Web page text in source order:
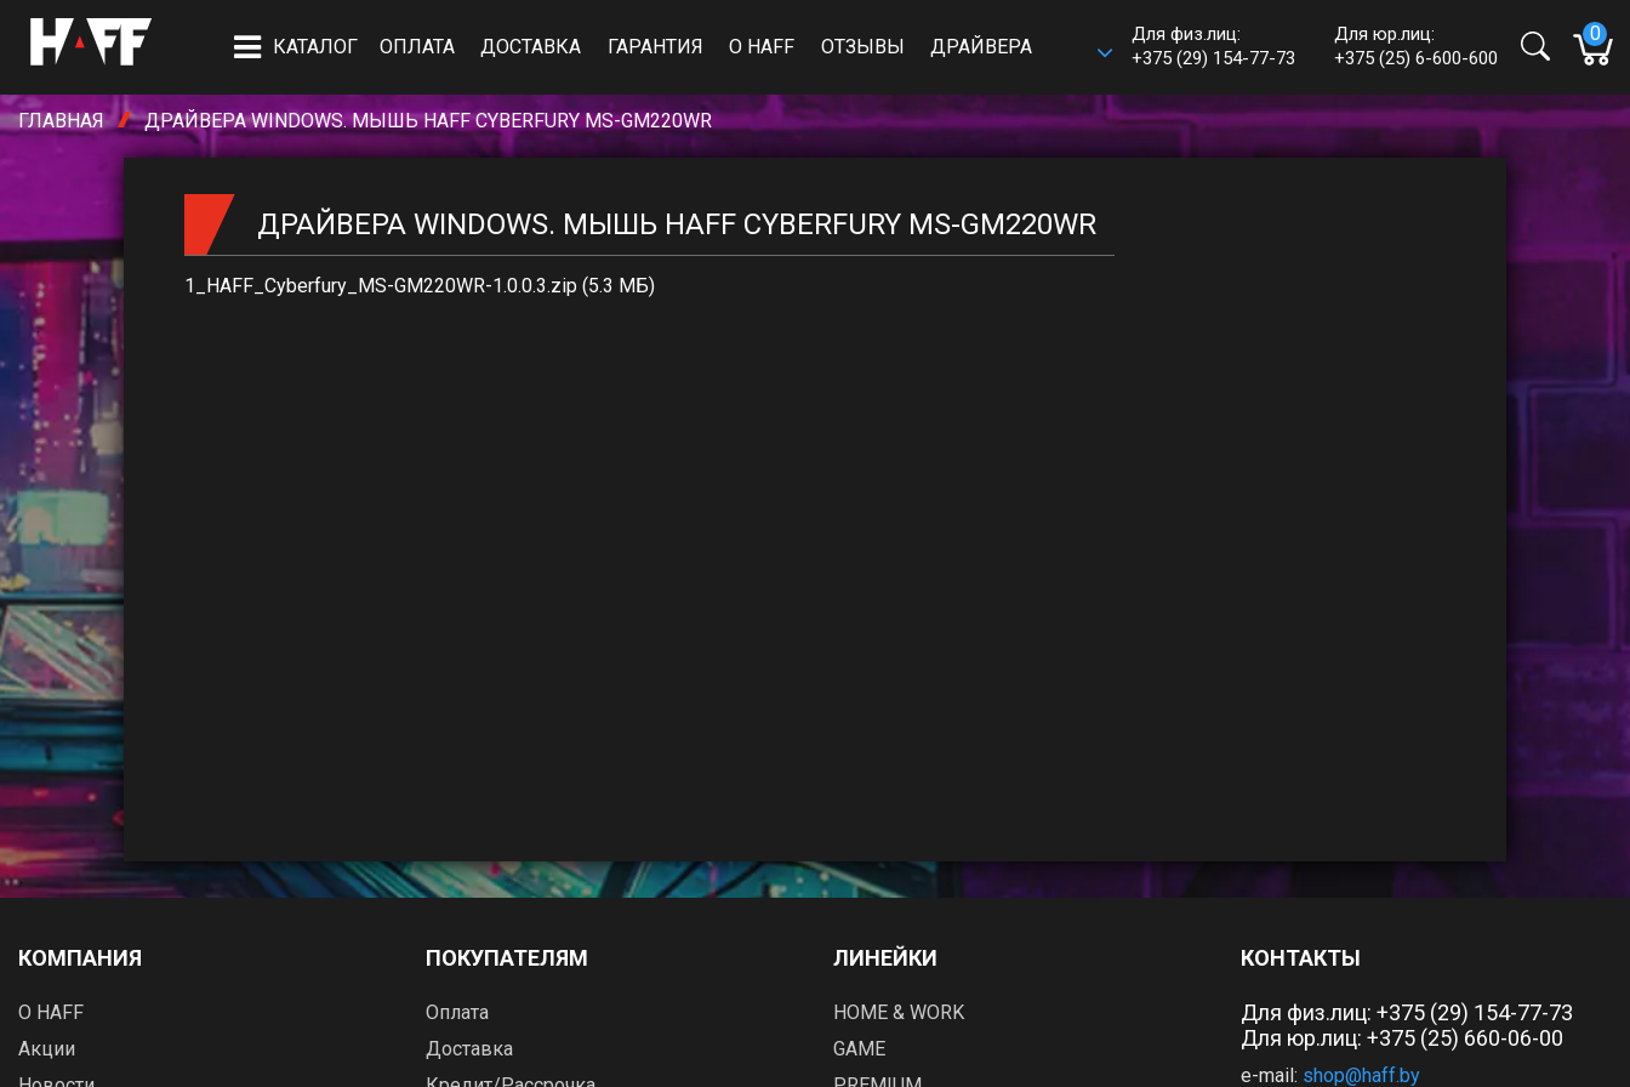
КАТАЛОГ ОПЛАТА ДОСТАВКА ГАРАНТИЯ О HAFF ОТЗЫВЫ ДРАЙВЕРА
Для физ.лиц:
+375 (29) 154-77-73
e-mail:shop@haff.by
Время работы:
Пн-пт: 09:00 - 18:00
Для юр.лиц:
+375 (25) 6-600-600
0
ГЛАВНАЯ ДРАЙВЕРА WINDOWS. МЫШЬ HAFF CYBERFURY MS-GM220WR
ДРАЙВЕРА WINDOWS. МЫШЬ HAFF CYBERFURY MS-GM220WR
1_HAFF_Cyberfury_MS-GM220WR-1.0.0.3.zip (5.3 МБ)
КОМПАНИЯ
О HAFF
Акции
ПОКУПАТЕЛЯМ
Оплата
Доставка
ЛИНЕЙКИ
HOME & WORK
GAME
КОНТАКТЫ
Для физ.лиц: +375 (29) 154-77-73
Для юр.лиц: +375 (25) 660-06-00
e-mail: shop@haff.by